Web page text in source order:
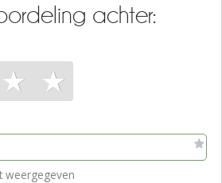
achter:
★ ★
weergegeven